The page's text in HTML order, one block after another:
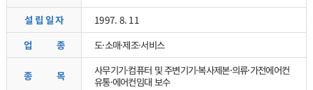
설 립 일 자 1997. 8. 11
업 종 도·소매·제조·서비스
종 목 사무기기·컴퓨터 및 주변기기·복사제본·의류·가전에어컨
유통·에어컨임대 보수